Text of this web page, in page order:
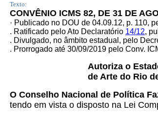
Texto:
CONVÊNIO ICMS 82, DE 31 DE
· Publicado no DOU de 04.09.12, p. 110,
. Ratificado pelo Ato Declaratório 14/12,
. Divulgado, no âmbito estadual, pelo
. Prorrogado até 30/09/2019 pelo Conv.
Autoriza o
de Arte do Rio
O Conselho Nacional de Política
tendo em vista o disposto na Lei